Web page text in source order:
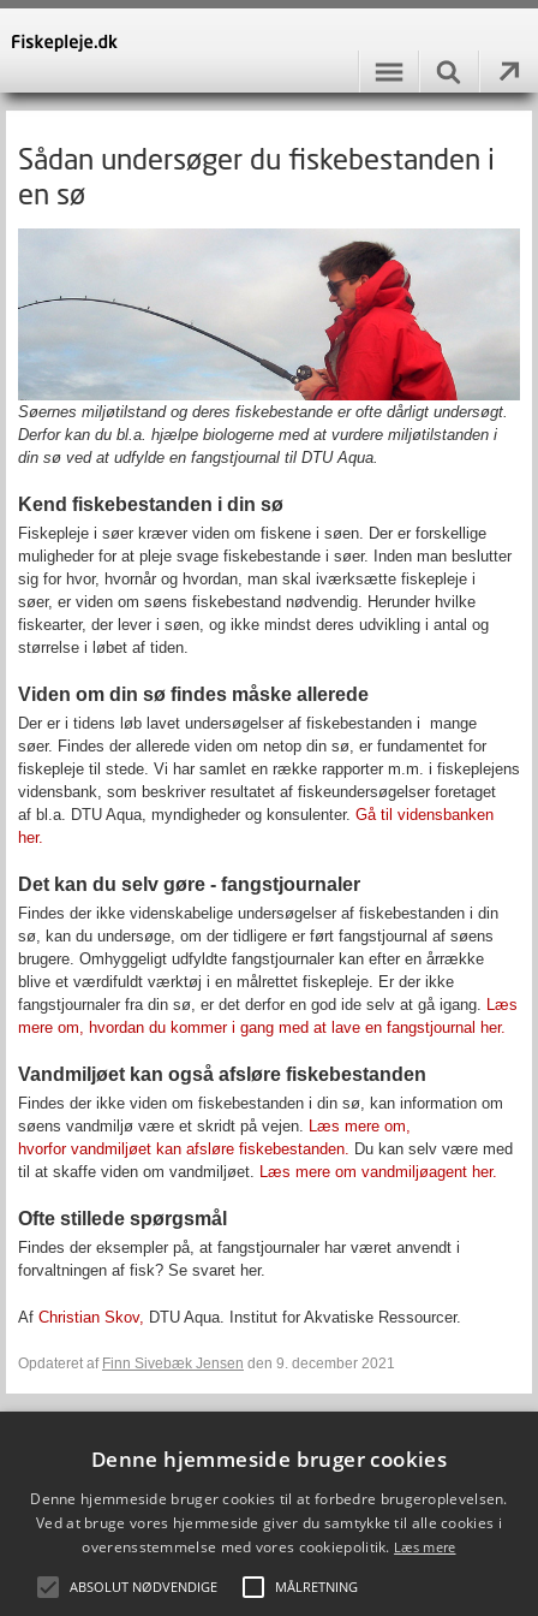
Sådan undersøger du fiskebestanden i
en sø
Søernes miljøtilstand og deres fiskebestande er ofte dårligt undersøgt.
Derfor kan du bl.a. hjælpe biologerne med at vurdere miljøtilstanden i
din sø ved at udfylde en fangstjournal til DTU Aqua.
Kend fiskebestanden i din sø
Fiskepleje i søer kræver viden om fiskene i søen. Der er forskellige
muligheder for at pleje svage fiskebestande i søer. Inden man beslutter
sig for hvor, hvornår og hvordan, man skal iværksætte fiskepleje i
søer, er viden om søens fiskebestand nødvendig. Herunder hvilke
fiskearter, der lever i søen, og ikke mindst deres udvikling i antal og
størrelse i løbet af tiden.
Viden om din sø findes måske allerede
Der er i tidens løb lavet undersøgelser af fiskebestanden i mange
søer. Findes der allerede viden om netop din sø, er fundamentet for
fiskepleje til stede. Vi har samlet en række rapporter m.m. i fiskeplejens
vidensbank, som beskriver resultatet af fiskeundersøgelser foretaget
af bl.a. DTU Aqua, myndigheder og konsulenter. Gå til vidensbanken
her.
Det kan du selv gøre - fangstjournaler
Findes der ikke videnskabelige undersøgelser af fiskebestanden i din
sø, kan du undersøge, om der tidligere er ført fangstjournal af søens
brugere. Omhyggeligt udfyldte fangstjournaler kan efter en årrække
blive et værdifuldt værktøj i en målrettet fiskepleje. Er der ikke
fangstjournaler fra din sø, er det derfor en god ide selv at gå igang. Læs
mere om, hvordan du kommer i gang med at lave en fangstjournal her.
Vandmiljøet kan også afsløre fiskebestanden
Findes der ikke viden om fiskebestanden i din sø, kan information om
søens vandmiljø være et skridt på vejen. Læs mere om,
hvorfor vandmiljøet kan afsløre fiskebestanden. Du kan selv være med
til at skaffe viden om vandmiljøet. Læs mere om vandmiljøagent her.
Ofte stillede spørgsmål
Findes der eksempler på, at fangstjournaler har været anvendt i
forvaltningen af fisk? Se svaret her.
Af Christian Skov, DTU Aqua. Institut for Akvatiske Ressourcer.
Opdateret af Finn Sivebæk Jensen den 9. december 2021
Vejlsøvej 39
8600 Silkeborg
ffi@aqua.dtu.dk
Brug af personoplysninger
Denne hjemmeside bruger cookies
Denne hjemmeside bruger cookies til at forbedre brugeroplevelsen.
Ved at bruge vores hjemmeside giver du samtykke til alle cookies i
overensstemmelse med vores cookiepolitik. Læs mere
ABSOLUT NØDVENDIGE MÅLRETNING